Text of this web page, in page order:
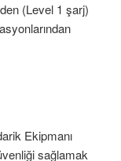
(Level 1 şarj)
Ekipmanı
sağlamak